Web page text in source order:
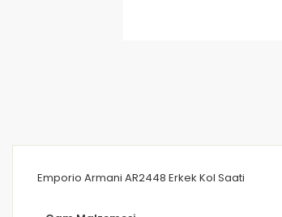
Emporio Armani AR2448 Erkek Kol Saati